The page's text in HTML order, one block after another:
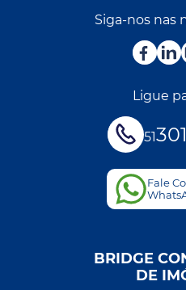
Siga-nos nas
Ligue
51
Fale
BRIDGE
DE